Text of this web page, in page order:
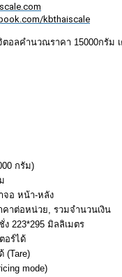
kbthaiscale
อลคำนวณราคา 15000กรัม
กรัม)
จอ หน้า-หลัง
าต่อหน่วย, รวมจำนวนเงิน
223*295 มิลลิเมตร
อร์ได้
(Tare)
mode)